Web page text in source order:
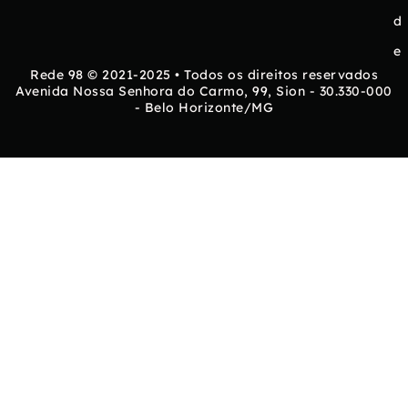
d
e
Rede 98 © 2021-2025 • Todos os direitos reservados
Avenida Nossa Senhora do Carmo, 99, Sion - 30.330-000
- Belo Horizonte/MG